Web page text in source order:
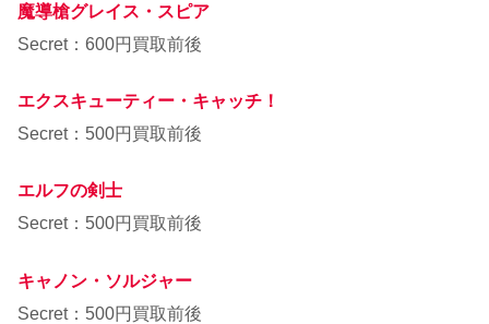
魔導槍グレイス・スピア
Secret：600円買取前後
エクスキューティー・キャッチ！
Secret：500円買取前後
エルフの剣士
Secret：500円買取前後
キャノン・ソルジャー
Secret：500円買取前後